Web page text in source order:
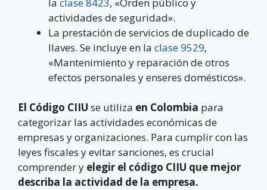
actividades de seguridad».
La prestación de servicios de duplicado de
llaves. Se incluye en la clase 9529,
«Mantenimiento y reparación de otros
efectos personales y enseres domésticos».
El Código CIIU se utiliza en Colombia para
categorizar las actividades económicas de
empresas y organizaciones. Para cumplir con las
leyes fiscales y evitar sanciones, es crucial
comprender y elegir el código CIIU que mejor
describa la actividad de la empresa.